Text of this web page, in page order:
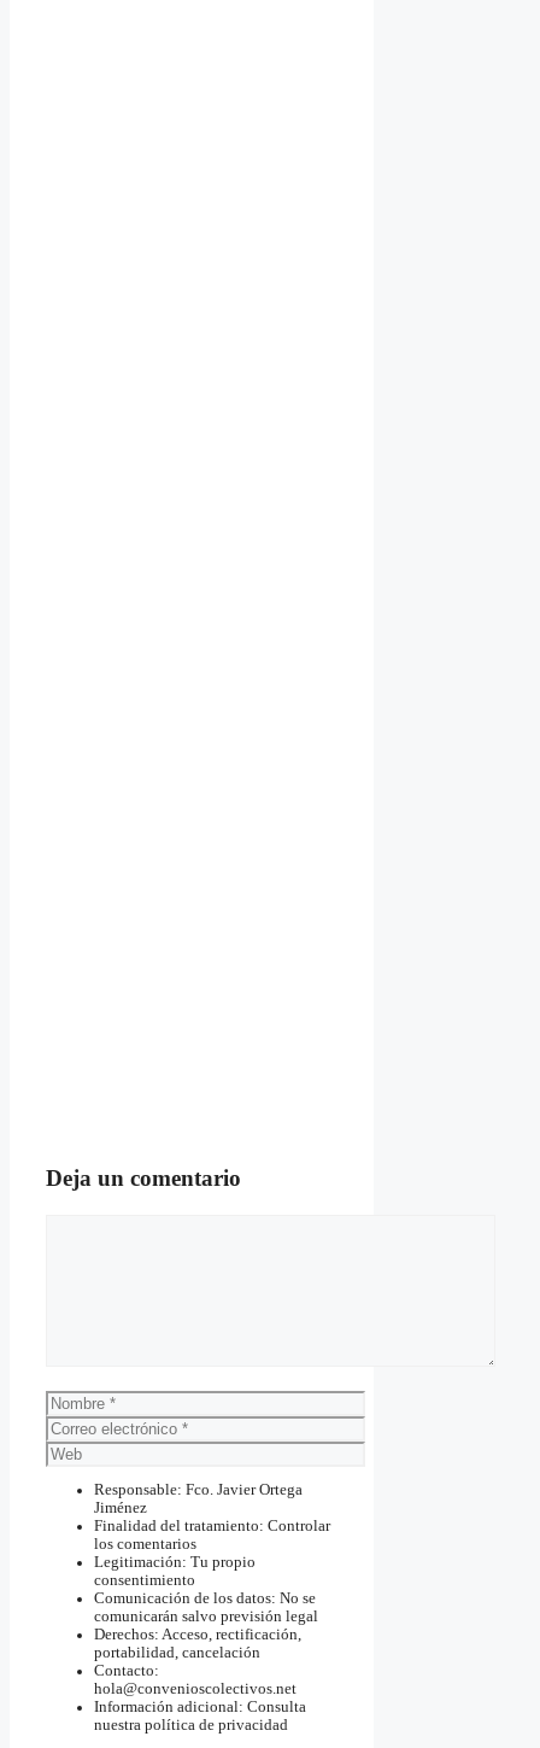
Deja un comentario
Nombre
Correo
electrónico
Web
Responsable: Fco. Javier Ortega
Jiménez
Finalidad del tratamiento: Controlar
los comentarios
Legitimación: Tu propio
consentimiento
Comunicación de los datos: No se
comunicarán salvo previsión legal
Derechos: Acceso, rectificación,
portabilidad, cancelación
Contacto:
hola@convenioscolectivos.net
Información adicional: Consulta
nuestra política de privacidad